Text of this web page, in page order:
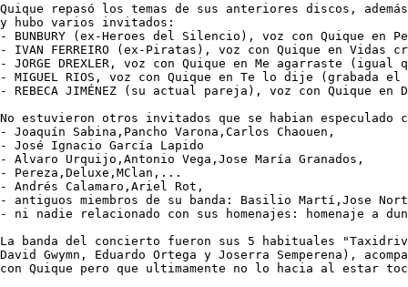
Quique repasó los temas de sus anteriores discos,
y hubo varios invitados:
- BUNBURY (ex-Heroes del Silencio), voz con Quique en
- IVAN FERREIRO (ex-Piratas), voz con Quique en Vidas
- JORGE DREXLER, voz con Quique en Me agarraste
- MIGUEL RIOS, voz con Quique en Te lo dije (grabada
- REBECA JIMÉNEZ (su actual pareja), voz con Quique en
No estuvieron otros invitados que se habian especulado
- Joaquín Sabina,Pancho Varona,Carlos Chaouen,
- José Ignacio García Lapido
- Alvaro Urquijo,Antonio Vega,Jose María Granados,
- Pereza,Deluxe,MClan,...
- Andrés Calamaro,Ariel Rot,
- antiguos miembros de su banda: Basilio Martí,Jose
- ni nadie relacionado con sus homenajes: homenaje a
La banda del concierto fueron sus 5 habituales
David Gwymn, Eduardo Ortega y Joserra Semperena),
con Quique pero que ultimamente no lo hacia al estar